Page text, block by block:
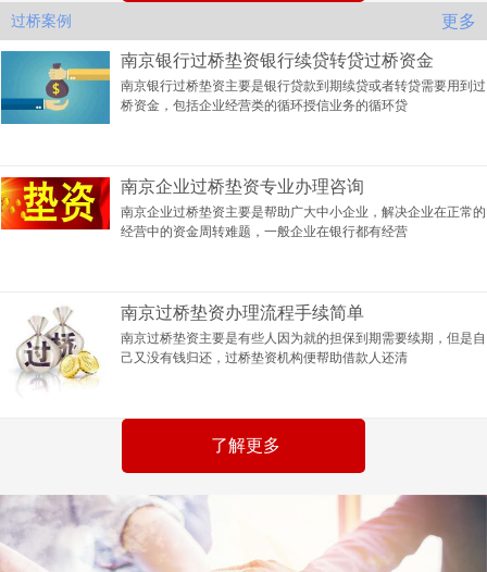
过桥案例 更多
南京银行过桥垫资银行续贷转贷过桥资金
南京银行过桥垫资主要是银行贷款到期续贷或者转贷需要用到过
桥资金，包括企业经营类的循环授信业务的循环贷
南京企业过桥垫资专业办理咨询
南京企业过桥垫资主要是帮助广大中小企业，解决企业在正常的
经营中的资金周转难题，一般企业在银行都有经营
南京过桥垫资办理流程手续简单
南京过桥垫资主要是有些人因为就的担保到期需要续期，但是自
己又没有钱归还，过桥垫资机构便帮助借款人还清
了解更多